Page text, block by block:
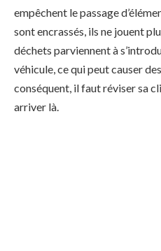
empêchent le passage
sont encrassés, ils ne jouent
déchets parviennent à
véhicule, ce qui peut causer
conséquent, il faut réviser sa
arriver là.